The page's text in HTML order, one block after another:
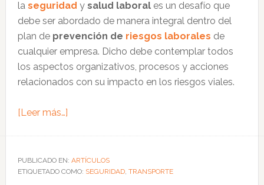
la seguridad y salud laborales un desafío que
debe ser abordado de manera integral dentro del
plan de prevención de riesgos laborales de
cualquier empresa. Dicho debe contemplar todos
los aspectos organizativos, procesos y acciones
relacionados con su impacto en los riesgos viales.
[Leer más…]acerca
clave
para
PUBLICADO EN: ARTÍCULOS
ETIQUETADO COMO: SEGURIDAD, TRANSPORTE